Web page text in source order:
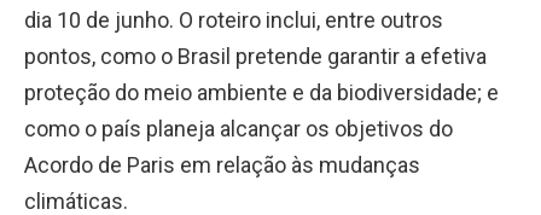
dia 10 de junho. O roteiro inclui, entre outros
pontos, como o Brasil pretende garantir a efetiva
proteção do meio ambiente e da biodiversidade; e
como o país planeja alcançar os objetivos do
Acordo de Paris em relação às mudanças
climáticas.